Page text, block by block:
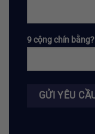
9 cộng chín bằng?